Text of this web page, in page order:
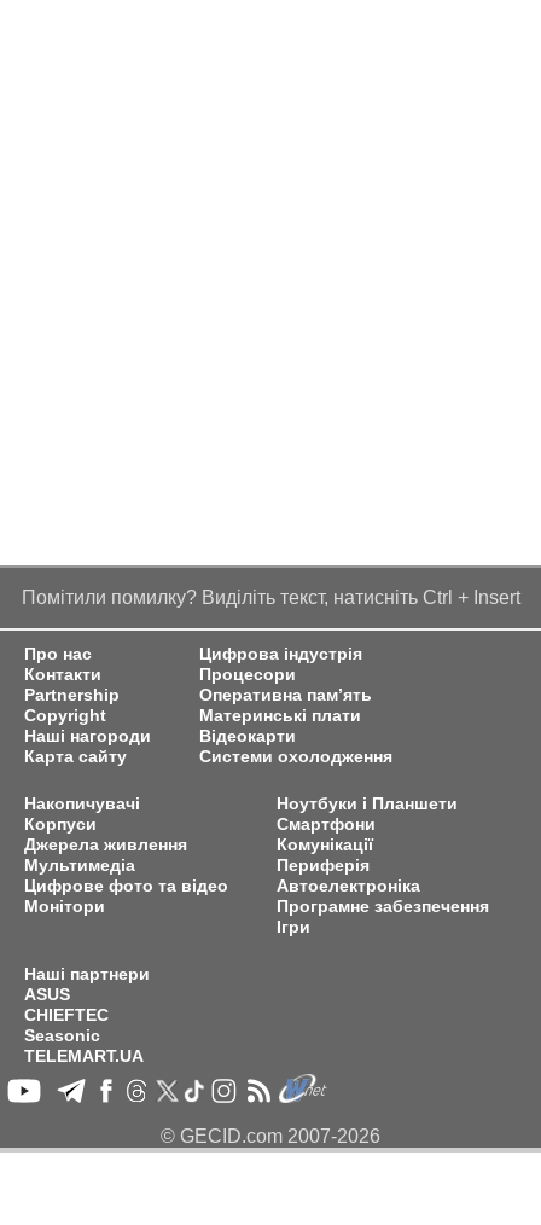
Помітили помилку? Виділіть текст, натисніть Ctrl + Insert
Про нас
Контакти
Partnership
Copyright
Наші нагороди
Карта сайту
Цифрова індустрія
Процесори
Оперативна пам’ять
Материнські плати
Відеокарти
Системи охолодження
Накопичувачі
Корпуси
Джерела живлення
Мультимедіа
Цифрове фото та відео
Монітори
Ноутбуки і Планшети
Смартфони
Комунікації
Периферія
Автоелектроніка
Програмне забезпечення
Ігри
Наші партнери
ASUS
CHIEFTEC
Seasonic
TELEMART.UA
© GECID.com 2007-2026